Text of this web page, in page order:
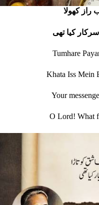
راز کھولا
کيا تھی
Tumhare
Khata Iss Mein
Your
O Lord! What